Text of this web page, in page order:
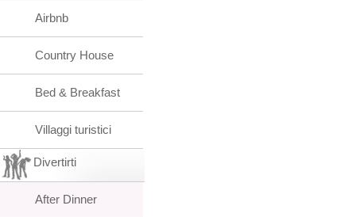
Airbnb
Country House
Bed & Breakfast
Villaggi turistici
Divertirti
After Dinner